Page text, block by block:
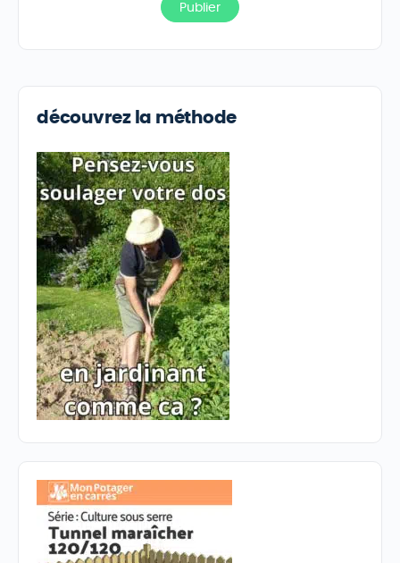
découvrez la méthode